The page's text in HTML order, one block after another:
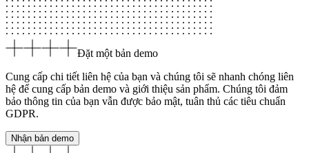
Đặt một bản demo
Cung cấp chi tiết liên hệ của bạn và chúng tôi sẽ nhanh chóng liên
hệ để cung cấp bản demo và giới thiệu sản phẩm. Chúng tôi đảm
bảo thông tin của bạn vẫn được bảo mật, tuân thủ các tiêu chuẩn
GDPR.
Nhận bản demo